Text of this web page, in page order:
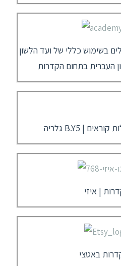
בשימוש כללי של ועד הלשון
| איזי